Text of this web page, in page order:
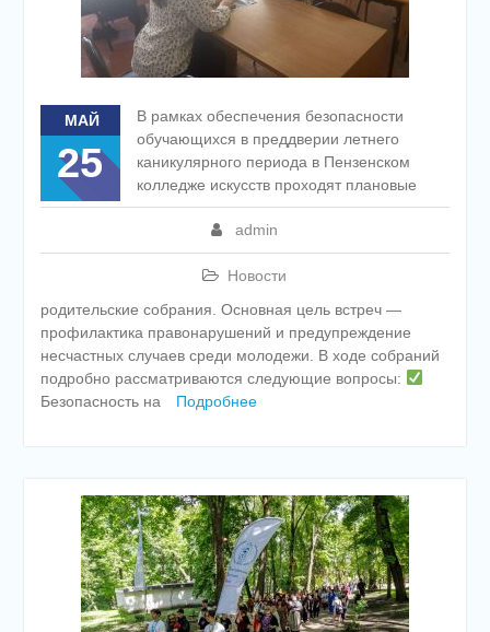
МАЙ
25
admin
Новости
В рамках обеспечения безопасности
обучающихся в преддверии летнего
каникулярного периода в Пензенском
колледже искусств проходят плановые
родительские собрания. Основная цель встреч —
профилактика правонарушений и предупреждение
несчастных случаев среди молодежи. В ходе собраний
подробно рассматриваются следующие вопросы:
Безопасность на
Подробнее